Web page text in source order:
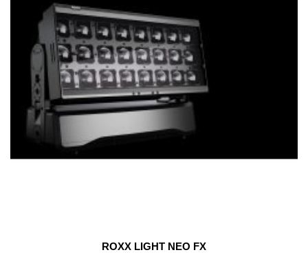
ROXX LIGHT NEO FX